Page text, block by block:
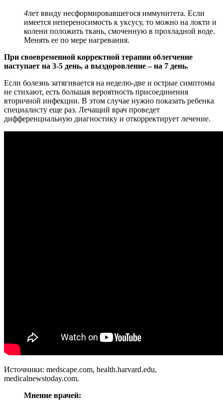
4лет ввиду несформировавшегося иммунитета. Если
имеется непереносимость к уксусу, то можно на локти и
колени положить ткань, смоченную в прохладной воде.
Менять ее по мере нагревания.
При своевременной корректной терапии облегчение
наступает на 3-5 день, а выздоровление – на 7 день.
Если болезнь затягивается на неделю-две и острые симптомы
не стихают, есть большая вероятность присоединения
вторичной инфекции. В этом случае нужно показать ребенка
специалисту еще раз. Лечащий врач проведет
дифференциальную диагностику и откорректирует лечение.
Источники: medscape.com, health.harvard.edu,
medicalnewstoday.com.
Мнение врачей: